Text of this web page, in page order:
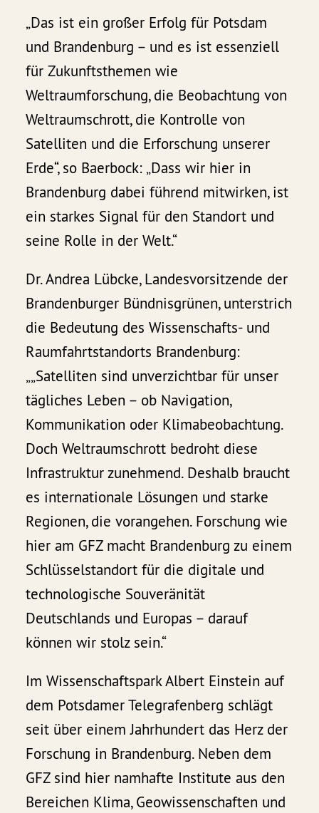
„Das ist ein großer Erfolg für Potsdam
und Brandenburg – und es ist essenziell
für Zukunftsthemen wie
Weltraumforschung, die Beobachtung von
Weltraumschrott, die Kontrolle von
Satelliten und die Erforschung unserer
Erde“, so Baerbock: „Dass wir hier in
Brandenburg dabei führend mitwirken, ist
ein starkes Signal für den Standort und
seine Rolle in der Welt.“
Dr. Andrea Lübcke, Landesvorsitzende der
Brandenburger Bündnisgrünen, unterstrich
die Bedeutung des Wissenschafts- und
Raumfahrtstandorts Brandenburg:
„„Satelliten sind unverzichtbar für unser
tägliches Leben – ob Navigation,
Kommunikation oder Klimabeobachtung.
Doch Weltraumschrott bedroht diese
Infrastruktur zunehmend. Deshalb braucht
es internationale Lösungen und starke
Regionen, die vorangehen. Forschung wie
hier am GFZ macht Brandenburg zu einem
Schlüsselstandort für die digitale und
technologische Souveränität
Deutschlands und Europas – darauf
können wir stolz sein.“
Im Wissenschaftspark Albert Einstein auf
dem Potsdamer Telegrafenberg schlägt
seit über einem Jahrhundert das Herz der
Forschung in Brandenburg. Neben dem
GFZ sind hier namhafte Institute aus den
Bereichen Klima, Geowissenschaften und